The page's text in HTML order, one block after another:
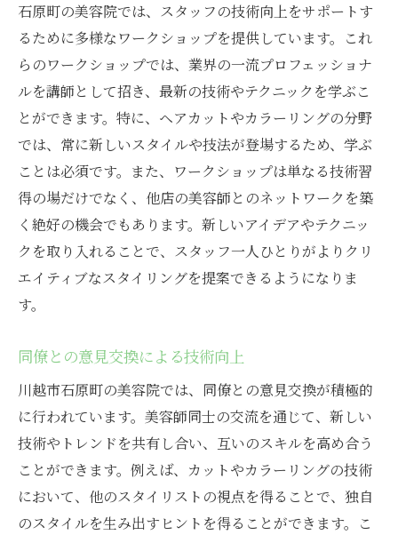
石原町の美容院では、スタッフの技術向上をサポートす
るために多様なワークショップを提供しています。これ
らのワークショップでは、業界の一流プロフェッショナ
ルを講師として招き、最新の技術やテクニックを学ぶこ
とができます。特に、ヘアカットやカラーリングの分野
では、常に新しいスタイルや技法が登場するため、学ぶ
ことは必須です。また、ワークショップは単なる技術習
得の場だけでなく、他店の美容師とのネットワークを築
く絶好の機会でもあります。新しいアイデアやテクニッ
クを取り入れることで、スタッフ一人ひとりがよりクリ
エイティブなスタイリングを提案できるようになりま
す。
同僚との意見交換による技術向上
川越市石原町の美容院では、同僚との意見交換が積極的
に行われています。美容師同士の交流を通じて、新しい
技術やトレンドを共有し合い、互いのスキルを高め合う
ことができます。例えば、カットやカラーリングの技術
において、他のスタイリストの視点を得ることで、独自
のスタイルを生み出すヒントを得ることができます。こ